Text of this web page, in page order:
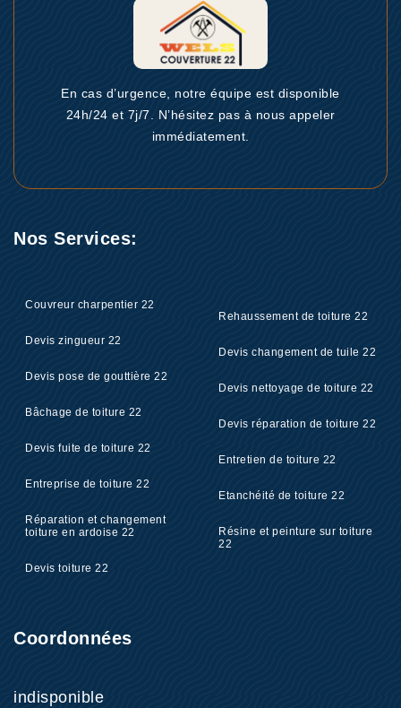
En cas d’urgence, notre équipe est disponible
24h/24 et 7j/7. N’hésitez pas à nous appeler
immédiatement.
Nos Services:
Couvreur charpentier 22
Devis zingueur 22
Devis pose de gouttière 22
Bâchage de toiture 22
Devis fuite de toiture 22
Entreprise de toiture 22
Réparation et changement
toiture en ardoise 22
Devis toiture 22
Rehaussement de toiture 22
Devis changement de tuile 22
Devis nettoyage de toiture 22
Devis réparation de toiture 22
Entretien de toiture 22
Etanchéité de toiture 22
Résine et peinture sur toiture
22
Coordonnées
indisponible